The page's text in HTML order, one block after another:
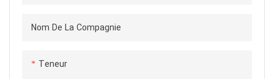
Nom De La Compagnie
Teneur